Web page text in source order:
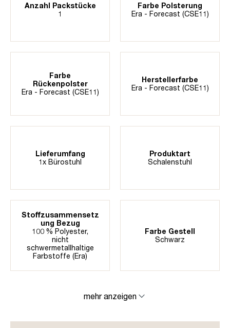
Anzahl Packstücke
1
Farbe Polsterung
Era - Forecast (CSE11)
Farbe
Rückenpolster
Era - Forecast (CSE11)
Herstellerfarbe
Era - Forecast (CSE11)
Lieferumfang
1x Bürostuhl
Produktart
Schalenstuhl
Stoffzusammensetz
ung Bezug
100 % Polyester,
nicht
schwermetallhaltige
Farbstoffe (Era)
Farbe Gestell
Schwarz
mehr anzeigen